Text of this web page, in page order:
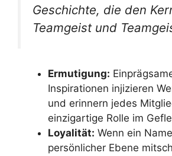
Geschichte, die den
Teamgeist und
Ermutigung:
Inspirationen injizieren
und erinnern jedes
einzigartige Rolle im
Loyalität: Wenn ein
persönlicher Ebene